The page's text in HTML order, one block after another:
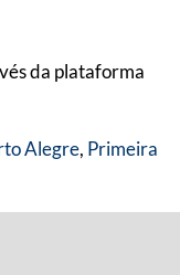
da plataforma
Alegre, Primeira